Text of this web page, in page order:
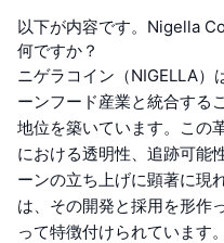
以下が内容です。Nigella
何ですか？
ニゲラコイン（NIGELLA）
ーンフード産業と統合する
地位を築いています。この
における透明性、追跡可能
ーンの立ち上げに顕著に現
は、その開発と採用を形作
って特徴付けられています。